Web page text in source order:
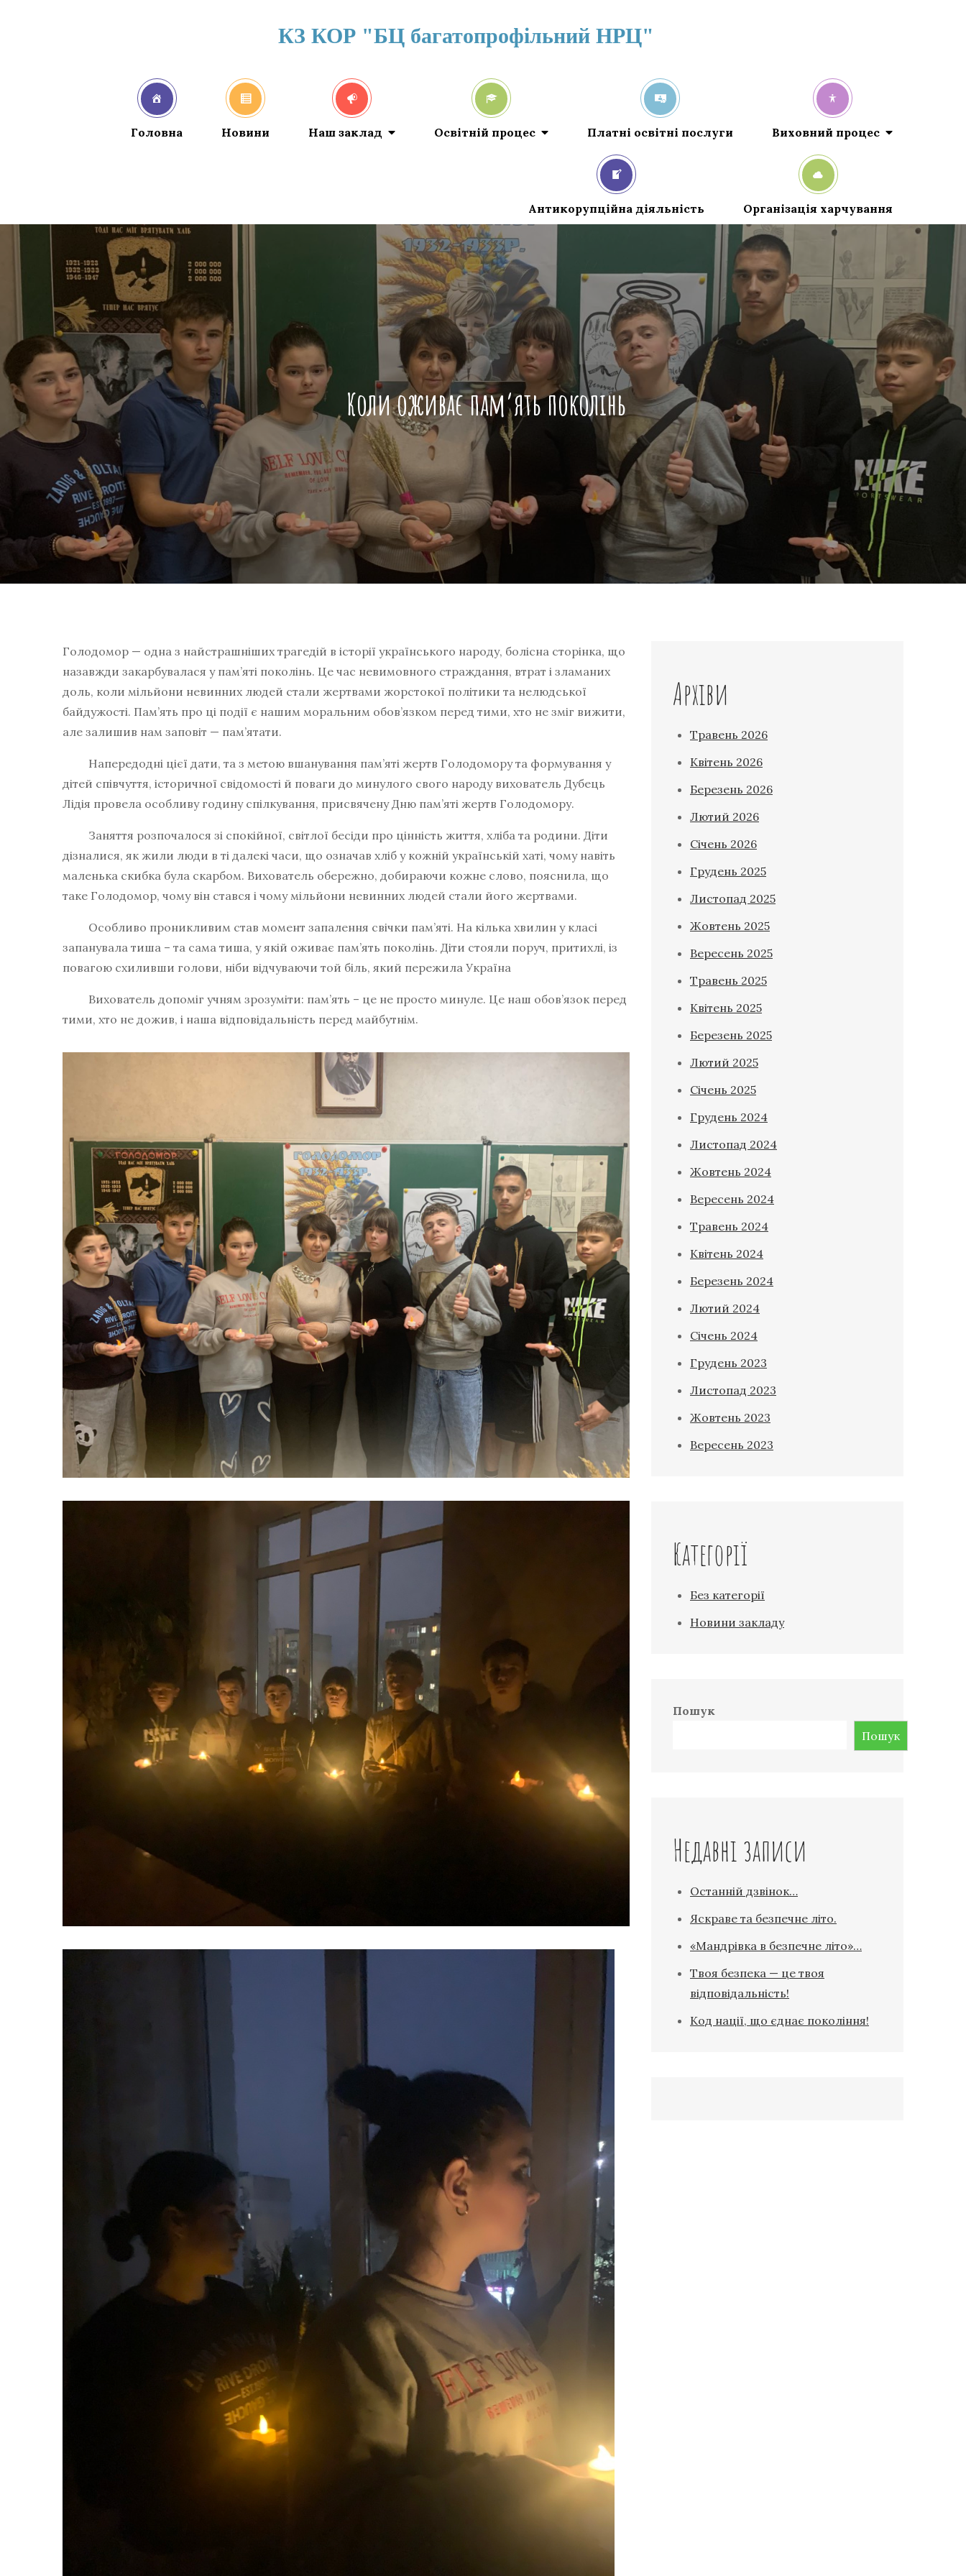
КЗ КОР "БЦ багатопрофільний НРЦ"
Головна Новини Наш заклад Освітній процес Платні освітні послуги Виховний процес
Антикорупційна діяльність Організація харчування
Коли оживає пам’ять поколінь
Голодомор — одна з найстрашніших трагедій в історії українського народу, болісна сторінка, що
назавжди закарбувалася у пам’яті поколінь. Це час невимовного страждання, втрат і зламаних
доль, коли мільйони невинних людей стали жертвами жорстокої політики та нелюдської
байдужості. Пам’ять про ці події є нашим моральним обов’язком перед тими, хто не зміг вижити,
але залишив нам заповіт — пам’ятати.
Напередодні цієї дати, та з метою вшанування пам’яті жертв Голодомору та формування у
дітей співчуття, історичної свідомості й поваги до минулого свого народу вихователь Дубець
Лідія провела особливу годину спілкування, присвячену Дню пам’яті жертв Голодомору.
Заняття розпочалося зі спокійної, світлої бесіди про цінність життя, хліба та родини. Діти
дізналися, як жили люди в ті далекі часи, що означав хліб у кожній українській хаті, чому навіть
маленька скибка була скарбом. Вихователь обережно, добираючи кожне слово, пояснила, що
таке Голодомор, чому він стався і чому мільйони невинних людей стали його жертвами.
Особливо проникливим став момент запалення свічки пам’яті. На кілька хвилин у класі
запанувала тиша – та сама тиша, у якій оживає пам’ять поколінь. Діти стояли поруч, притихлі, із
повагою схиливши голови, ніби відчуваючи той біль, який пережила Україна
Вихователь допоміг учням зрозуміти: пам’ять – це не просто минуле. Це наш обов’язок перед
тими, хто не дожив, і наша відповідальність перед майбутнім.
Архіви
Травень 2026
Квітень 2026
Березень 2026
Лютий 2026
Січень 2026
Грудень 2025
Листопад 2025
Жовтень 2025
Вересень 2025
Травень 2025
Квітень 2025
Березень 2025
Лютий 2025
Січень 2025
Грудень 2024
Листопад 2024
Жовтень 2024
Вересень 2024
Травень 2024
Квітень 2024
Березень 2024
Лютий 2024
Січень 2024
Грудень 2023
Листопад 2023
Жовтень 2023
Вересень 2023
Категорії
Без категорії
Новини закладу
Пошук
Пошук
Недавні записи
Останній дзвінок…
Яскраве та безпечне літо.
«Мандрівка в безпечне літо»…
Твоя безпека — це твоя
відповідальність!
Код нації, що єднає покоління!